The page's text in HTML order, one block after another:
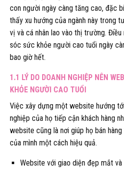
con người ngày càng tăng cao, đặc
thấy xu hướng của ngành này trong
vị và cá nhân lao vào thị trường.
sóc sức khỏe người cao tuổi ngày
bao giờ hết.
1.1 LÝ DO DOANH NGHIỆP NÊN
KHỎE NGƯỜI CAO TUỔI
Việc xây dựng một website hướng
nghiệp của họ tiếp cận khách hàng
website cũng là nơi giúp họ bán
của mình một cách hiệu quả.
Website với giao diện đẹp mắt